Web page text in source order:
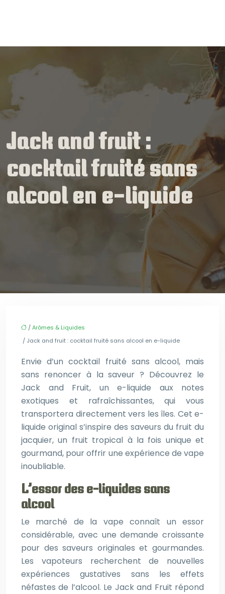
Jack and fruit :
cocktail fruité sans
alcool en e-liquide
/Arômes & Liquides
/ Jack and fruit : cocktail fruité sans alcool en e-liquide
Envie d’un cocktail fruité sans alcool, mais
sans renoncer à la saveur ? Découvrez le
Jack and Fruit, un e-liquide aux notes
exotiques et rafraîchissantes, qui vous
transportera directement vers les îles. Cet e-
liquide original s’inspire des saveurs du fruit du
jacquier, un fruit tropical à la fois unique et
gourmand, pour offrir une expérience de vape
inoubliable.
L’essor des e-liquides sans
alcool
Le marché de la vape connaît un essor
considérable, avec une demande croissante
pour des saveurs originales et gourmandes.
Les vapoteurs recherchent de nouvelles
expériences gustatives sans les effets
néfastes de l’alcool. Le Jack and Fruit répond